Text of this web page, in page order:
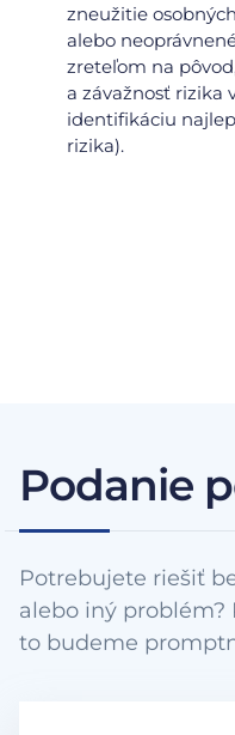
zneužitie
alebo
zreteľom na
a závažnosť rizika
identifikáciu
rizika).
Podanie
Potrebujete riešiť
alebo iný problém?
to budeme